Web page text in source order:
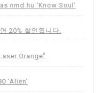
nmd hu ‘Know Soul’
20% 할인됩니다.
Orange”
‘Alien’